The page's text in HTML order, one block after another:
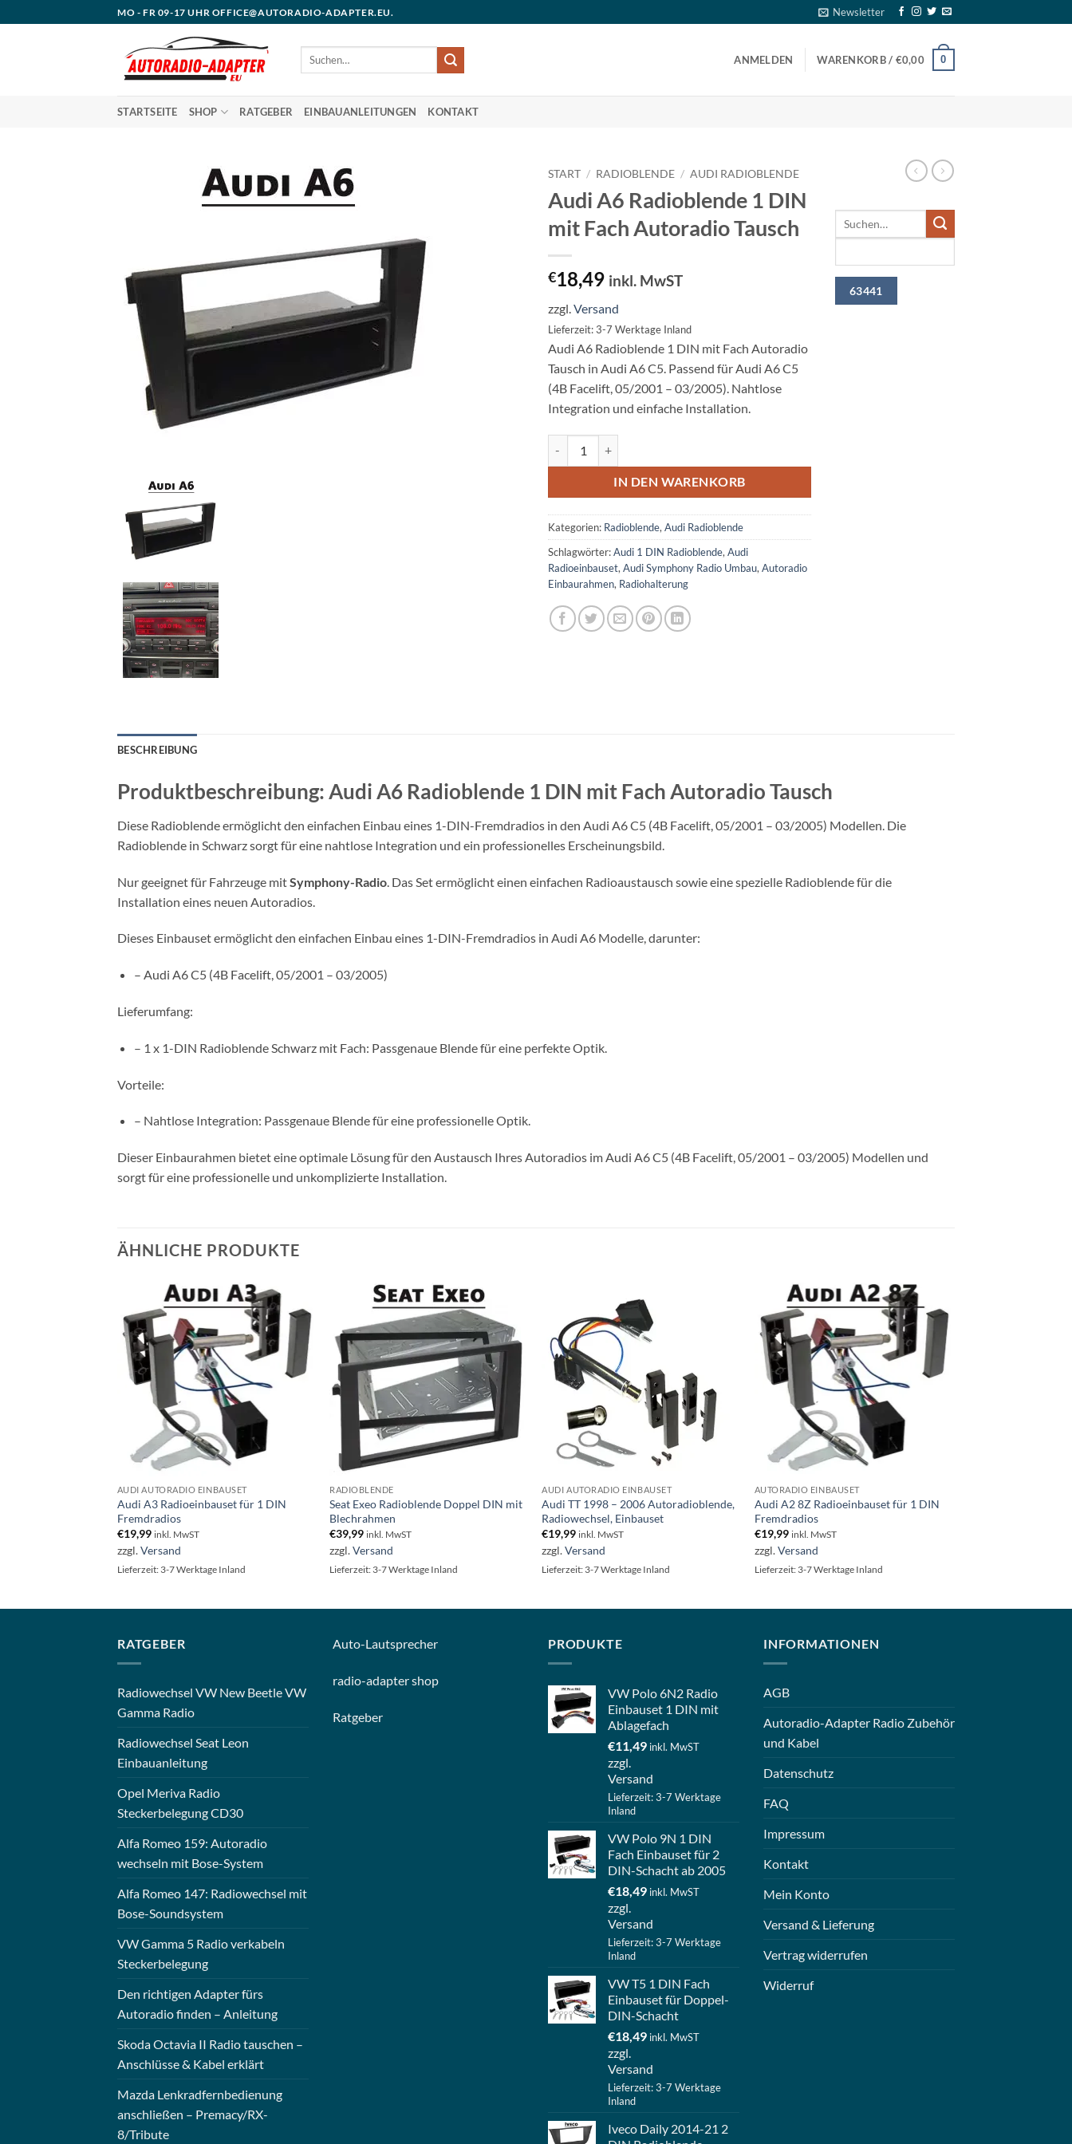
Inhalt
MO - FR 09-17 UHR OFFICE@AUTORADIO-ADAPTER.EU. Newsletter
Suchen
ANMELDEN WARENKORB / €0,00 0
STARTSEITE SHOP RATGEBER EINBAUANLEITUNGEN KONTAKT
START / RADIOBLENDE / AUDI RADIOBLENDE
Audi A6 Radioblende 1 DIN
mit Fach Autoradio Tausch
€18,49 inkl. MwST
zzgl. Versand
Lieferzeit: 3-7 Werktage Inland
Audi A6 Radioblende 1 DIN mit Fach Autoradio
Tausch in Audi A6 C5. Passend für Audi A6 C5
(4B Facelift, 05/2001 – 03/2005). Nahtlose
Integration und einfache Installation.
IN DEN WARENKORB
Kategorien: Radioblende, Audi Radioblende
Schlagwörter:Audi 1 DIN Radioblende, Audi
Radioeinbauset, Audi Symphony Radio Umbau, Autoradio
Einbaurahmen, Radiohalterung
BESCHREIBUNG
Produktbeschreibung: Audi A6 Radioblende 1 DIN mit Fach Autoradio Tausch
Diese Radioblende ermöglicht den einfachen Einbau eines 1-DIN-Fremdradios in den Audi A6 C5 (4B Facelift, 05/2001 – 03/2005) Modellen. Die
Radioblende in Schwarz sorgt für eine nahtlose Integration und ein professionelles Erscheinungsbild.
Nur geeignet für Fahrzeuge mitSymphony-Radio . Das Set ermöglicht einen einfachen Radioaustausch sowie eine spezielle Radioblende für die
Installation eines neuen Autoradios.
Dieses Einbauset ermöglicht den einfachen Einbau eines 1-DIN-Fremdradios in Audi A6 Modelle, darunter:
– Audi A6 C5 (4B Facelift, 05/2001 – 03/2005)
Lieferumfang:
– 1 x 1-DIN Radioblende Schwarz mit Fach: Passgenaue Blende für eine perfekte Optik.
Vorteile:
– Nahtlose Integration: Passgenaue Blende für eine professionelle Optik.
Dieser Einbaurahmen bietet eine optimale Lösung für den Austausch Ihres Autoradios im Audi A6 C5 (4B Facelift, 05/2001 – 03/2005) Modellen und
sorgt für eine professionelle und unkomplizierte Installation.
ÄHNLICHE PRODUKTE
AUDI AUTORADIO EINBAUSET
Audi A3 Radioeinbauset für 1 DIN
Fremdradios
€19,99 inkl. MwST
zzgl.Versand
Lieferzeit: 3-7 Werktage Inland
RADIOBLENDE
Seat Exeo Radioblende Doppel DIN mit
Blechrahmen
€39,99 inkl. MwST
zzgl.Versand
Lieferzeit: 3-7 Werktage Inland
AUDI AUTORADIO EINBAUSET
Audi TT 1998 – 2006 Autoradioblende,
Radiowechsel, Einbauset
€19,99 inkl. MwST
zzgl.Versand
Lieferzeit: 3-7 Werktage Inland
AUTORADIO EINBAUSET
Audi A2 8Z Radioeinbauset für 1 DIN
Fremdradios
€19,99 inkl. MwST
zzgl.Versand
Lieferzeit: 3-7 Werktage Inland
RATGEBER
Radiowechsel VW New Beetle VW
Gamma Radio
Radiowechsel Seat Leon
Einbauanleitung
Opel Meriva Radio
Steckerbelegung CD30
Alfa Romeo 159: Autoradio
wechseln mit Bose-System
Alfa Romeo 147: Radiowechsel mit
Bose-Soundsystem
VW Gamma 5 Radio verkabeln
Steckerbelegung
Den richtigen Adapter fürs
Autoradio finden – Anleitung
Skoda Octavia II Radio tauschen –
Anschlüsse & Kabel erklärt
Mazda Lenkradfernbedienung
anschließen – Premacy/RX-
8/Tribute
Auto-Lautsprecher
radio-adapter shop
Ratgeber
PRODUKTE
VW Polo 6N2 Radio
Einbauset 1 DIN mit
Ablagefach
€11,49 inkl. MwST
zzgl.
Versand
Lieferzeit: 3-7 Werktage
Inland
VW Polo 9N 1 DIN
Fach Einbauset für 2
DIN-Schacht ab 2005
€18,49 inkl. MwST
zzgl.
Versand
Lieferzeit: 3-7 Werktage
Inland
VW T5 1 DIN Fach
Einbauset für Doppel-
DIN-Schacht
€18,49 inkl. MwST
zzgl.
Versand
Lieferzeit: 3-7 Werktage
Inland
Iveco Daily 2014-21 2
INFORMATIONEN
AGB
Autoradio-Adapter Radio Zubehör
und Kabel
Datenschutz
FAQ
Impressum
Kontakt
Mein Konto
Versand & Lieferung
Vertrag widerrufen
Widerruf